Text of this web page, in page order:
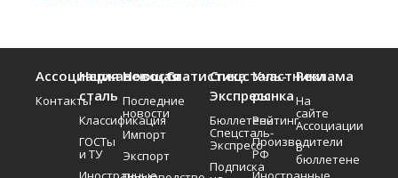
Ассоциация
Контакты
Нержавеющая
сталь
Классификация
ГОСТы
и ТУ
Новости
Последние
новости
Импорт
Экспорт
СтатистикаСпецсталь-
Экспресс
Бюллетень
Спецсталь-
Экспресс
Подписка
Участники
рынка
Рейтинг
Производители
РФ
Реклама
На
сайте
Ассоциации
В
бюллетене